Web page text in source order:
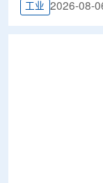
工业 2026-08-